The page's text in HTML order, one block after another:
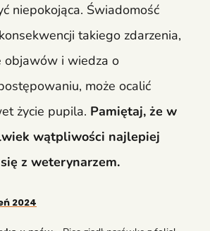
niepokojąca. Świadomość
takiego zdarzenia,
objawów i wiedza o
może ocalić
życie pupila. Pamiętaj, że w
wątpliwości najlepiej
z weterynarzem.
2024